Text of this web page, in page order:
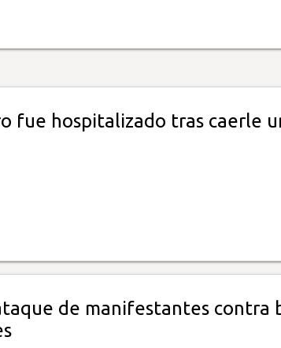
fue hospitalizado tras caerle
de manifestantes contra